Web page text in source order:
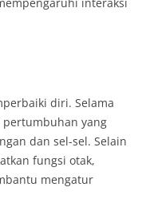
diri. Selama
yang
dan sel-sel. Selain
fungsi otak,
mengatur